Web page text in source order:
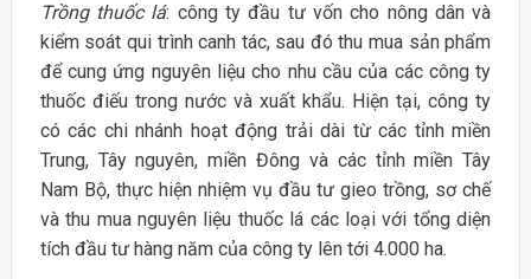
Trồng thuốc lá: công ty đầu tư vốn cho nông dân và
kiểm soát qui trình canh tác, sau đó thu mua sản phẩm
để cung ứng nguyên liệu cho nhu cầu của các công ty
thuốc điếu trong nước và xuất khẩu. Hiện tại, công ty
có các chi nhánh hoạt động trải dài từ các tỉnh miền
Trung, Tây nguyên, miền Đông và các tỉnh miền Tây
Nam Bộ, thực hiện nhiệm vụ đầu tư gieo trồng, sơ chế
và thu mua nguyên liệu thuốc lá các loại với tổng diện
tích đầu tư hàng năm của công ty lên tới 4.000 ha.